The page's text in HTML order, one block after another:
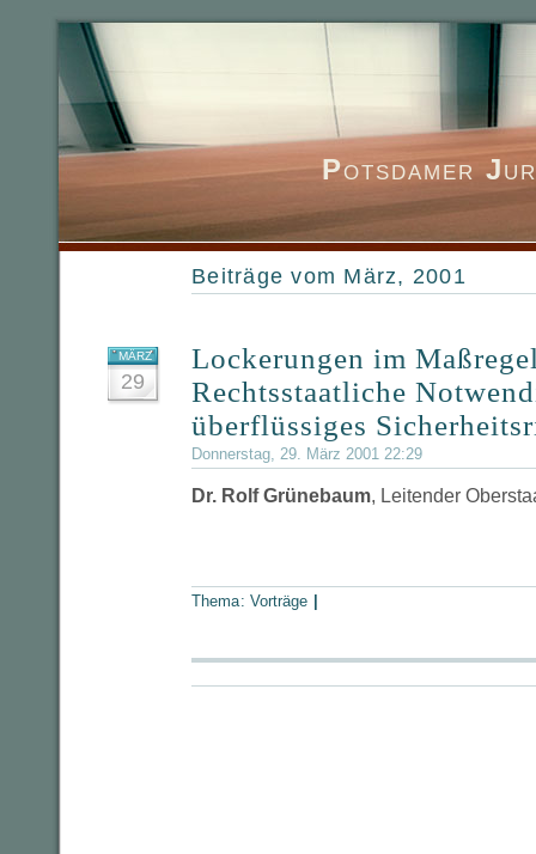
Potsdamer J
Beiträge vom März, 2001
MÄRZ
29
Lockerungen im
Rechtsstaatliche
überflüssiges
Donnerstag, 29. März 2001 22:29
Dr. Rolf Grünebaum, Leitender
Thema: Vorträge